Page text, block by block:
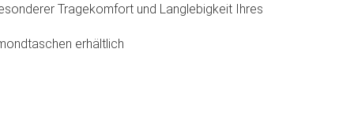
Tragekomfort und Langlebigkeit Ihres
erhältlich